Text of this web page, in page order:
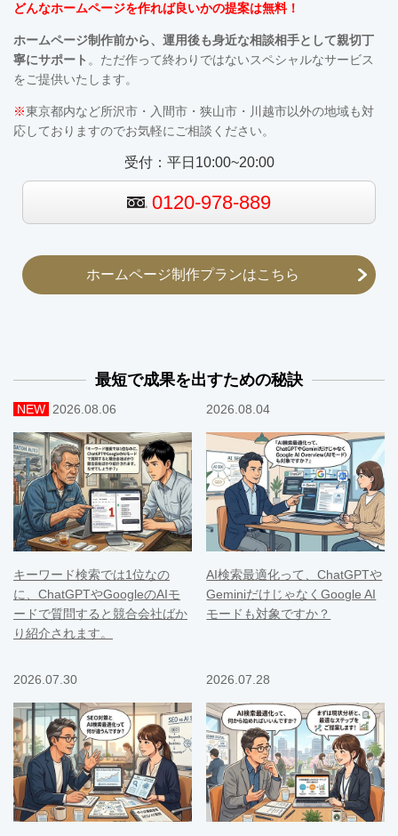
どんなホームページを作れば良いかの提案は無料！
ホームページ制作前から、運用後も身近な相談相手として親切丁
寧にサポート 。ただ作って終わりではないスペシャルなサービス
をご提供いたします。
※東京都内など所沢市・入間市・狭山市・川越市以外の地域も対
応しておりますのでお気軽にご相談ください。
受付：平日10:00~20:00
0120-978-889
ホームページ制作プランはこちら
最短で成果を出すための秘訣
NEW 2026.08.06
キーワード検索では1位なの
に、ChatGPTやGoogleのAIモ
ードで質問すると競合会社ばか
り紹介されます。
2026.08.04
AI検索最適化って、ChatGPTや
GeminiだけじゃなくGoogle AI
モードも対象ですか？
2026.07.30 2026.07.28